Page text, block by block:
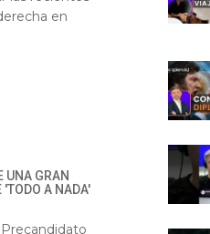
en
UNA GRAN
'TODO A NADA'